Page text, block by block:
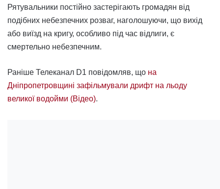
Рятувальники постійно застерігають громадян від
подібних небезпечних розваг, наголошуючи, що вихід
або виїзд на кригу, особливо під час відлиги, є
смертельно небезпечним.
Раніше Телеканал D1 повідомляв, що на
Дніпропетровщині зафільмували дрифт на льоду
великої водойми (Відео).